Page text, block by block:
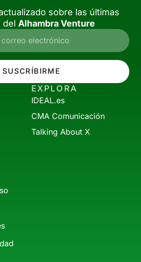
sobre las últimas
del Alhambra Venture
SUSCRÍBIRME
EXPLORA
IDEAL.es
CMA Comunicación
Talking About X